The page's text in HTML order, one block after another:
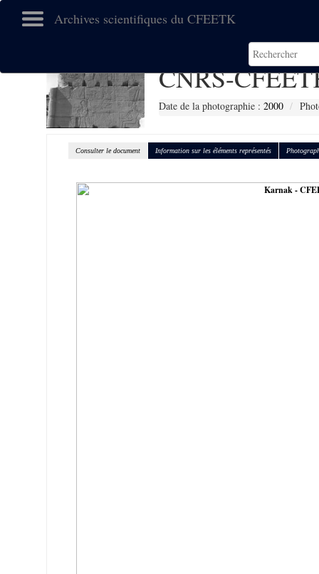
Archives scientifiques du CFEETK
CNRS-
Date de la photographie : 2000
Consulter le document Information sur les éléments représentés